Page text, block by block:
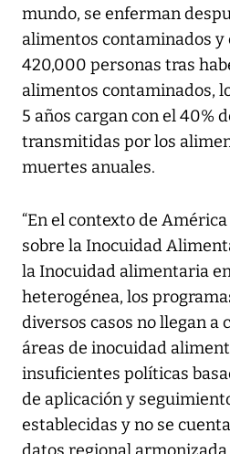
mundo, se enferman
alimentos contaminados y
420,000 personas tras
alimentos contaminados,
5 años cargan con el 40%
transmitidas por los
muertes anuales.
“En el contexto de
sobre la Inocuidad
la Inocuidad alimentaria
heterogénea, los
diversos casos no llegan a
áreas de inocuidad
insuficientes políticas
de aplicación y
establecidas y no se